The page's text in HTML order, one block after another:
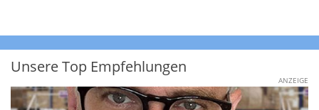
Unsere Top Empfehlungen
ANZEIGE